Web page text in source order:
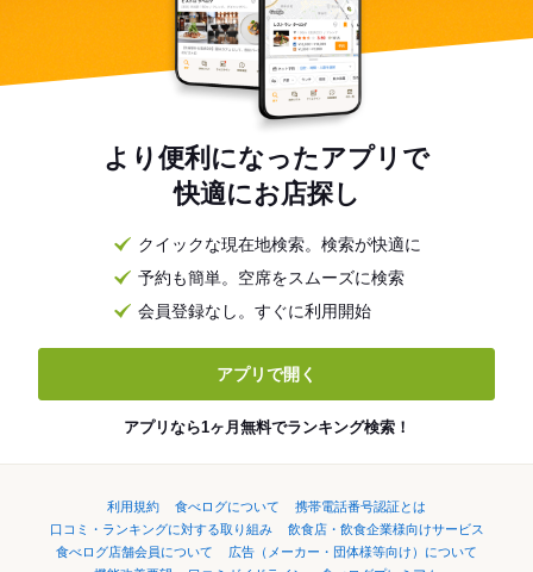
より便利になったアプリで
快適にお店探し
クイックな現在地検索。検索が快適に
予約も簡単。空席をスムーズに検索
会員登録なし。すぐに利用開始
アプリで開く
アプリなら1ヶ月無料でランキング検索！
利用規約 食べログについて
携帯電話番号認証とは
口コミ・ランキングに対する取り組み
飲食店・飲食企業様向けサービス
食べログ店舗会員について
広告（メーカー・団体様等向け）について